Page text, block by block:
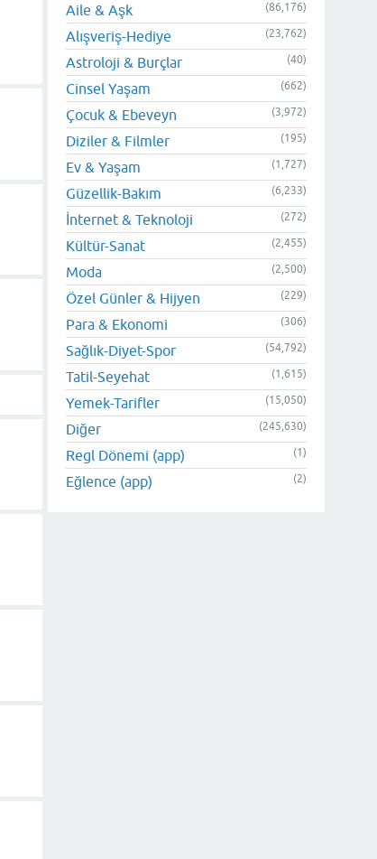
Aile & Aşk (86,176)
Alışveriş-Hediye (23,762)
Astroloji & Burçlar (40)
Cinsel Yaşam (662)
Çocuk & Ebeveyn (3,972)
Diziler & Filmler (195)
Ev & Yaşam (1,727)
Güzellik-Bakım (6,233)
İnternet & Teknoloji (272)
Kültür-Sanat (2,455)
Moda (2,500)
Özel Günler & Hijyen (229)
Para & Ekonomi (306)
Sağlık-Diyet-Spor (54,792)
Tatil-Seyehat (1,615)
Yemek-Tarifler (15,050)
Diğer (245,630)
Regl Dönemi (app) (1)
Eğlence (app) (2)